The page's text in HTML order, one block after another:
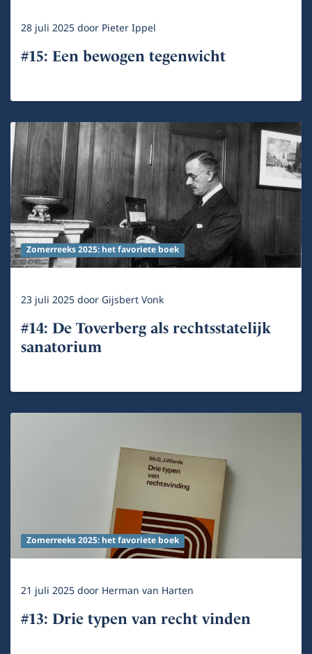
28 juli 2025door Pieter Ippel
#15: Een bewogen tegenwicht
Zomerreeks 2025: het favoriete boek
23 juli 2025door Gijsbert Vonk
#14: De Toverberg als rechtsstatelijk
sanatorium
Zomerreeks 2025: het favoriete boek
21 juli 2025door Herman van Harten
#13: Drie typen van recht vinden